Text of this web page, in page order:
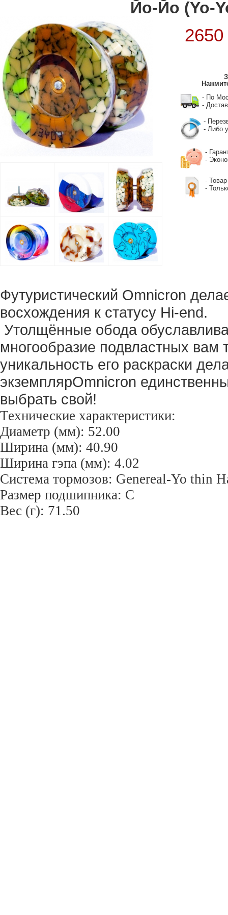
Йо-Йо (Yo-
2650
- По
-
-
- Либо
-
-
- Товар
-
Футуристический Omnicron
восхождения к статусу Hi-end.
Утолщённые обода
многообразие подвластных вам
уникальность его раскраски
экземплярOmnicron
выбрать свой!
Технические характеристики:
Диаметр (мм): 52.00
Ширина (мм): 40.90
Ширина гэпа (мм): 4.02
Система тормозов: Genereal-Yo thin
Размер подшипника: С
Вес (г): 71.50